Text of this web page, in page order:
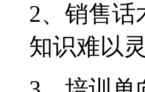
2、销售
知识难以